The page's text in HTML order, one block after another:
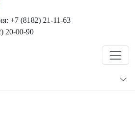
+7 (8182) 21-11-63
20-00-90